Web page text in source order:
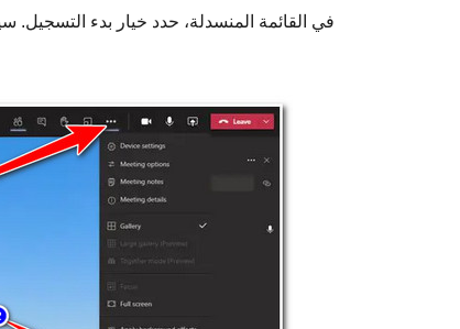
في القائمة المنسدلة، حدد خيار بدء التسجيل.